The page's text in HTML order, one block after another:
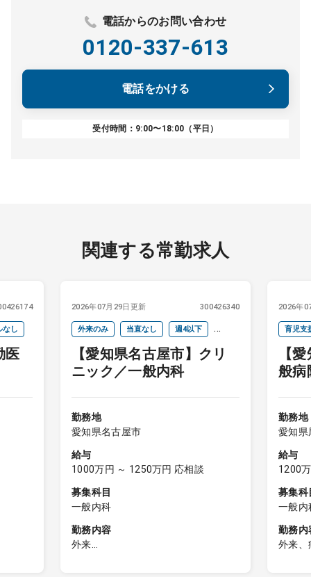
電話からのお問い合わせ
0120-337-613
電話をかける
受付時間：9:00〜18:00（平日）
関連する常勤求人
なし
医
2026年07月29日更新 300426340
外来のみ 当直なし 週4以下
オンコールなし
【愛知県名古屋市】クリ
ニック／一般内科
勤務地
愛知県名古屋市
給与
1000万円 ～ 1250万円 応相談
募集科目
一般内科
勤務内容
外来
2026年
育児支
【
般病
勤務地
愛知県
給与
1200
募集科
一般内
勤務内
外来、